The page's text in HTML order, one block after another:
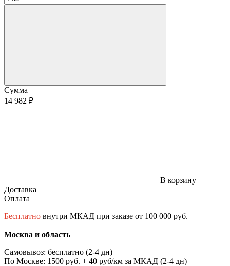
Сумма
14 982 ₽
В корзину
Доставка
Оплата
Бесплатно внутри МКАД при заказе от 100 000 руб.
Москва и область
Самовывоз: бесплатно (2-4 дн)
По Москве: 1500 руб. + 40 руб/км за МКАД (2-4 дн)